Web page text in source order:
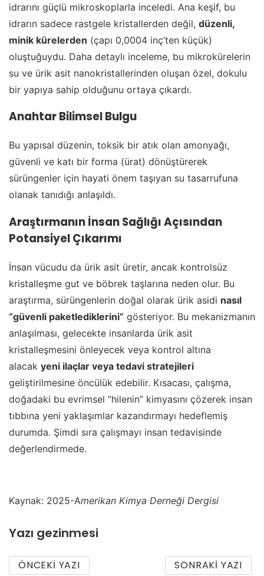
idrarını güçlü mikroskoplarla inceledi. Ana keşif, bu
idrarın sadece rastgele kristallerden değil, düzenli,
minik kürelerden (çapı 0,0004 inç’ten küçük)
oluştuğuydu. Daha detaylı inceleme, bu mikrokürelerin
su ve ürik asit nanokristallerinden oluşan özel, dokulu
bir yapıya sahip olduğunu ortaya çıkardı.
Anahtar Bilimsel Bulgu
Bu yapısal düzenin, toksik bir atık olan amonyağı,
güvenli ve katı bir forma (ürat) dönüştürerek
sürüngenler için hayati önem taşıyan su tasarrufuna
olanak tanıdığı anlaşıldı.
Araştırmanın İnsan Sağlığı Açısından
Potansiyel Çıkarımı
İnsan vücudu da ürik asit üretir, ancak kontrolsüz
kristalleşme gut ve böbrek taşlarına neden olur. Bu
araştırma, sürüngenlerin doğal olarak ürik asidi nasıl
“güvenli paketlediklerini” gösteriyor. Bu mekanizmanın
anlaşılması, gelecekte insanlarda ürik asit
kristalleşmesini önleyecek veya kontrol altına
alacak yeni ilaçlar veya tedavi stratejileri
geliştirilmesine öncülük edebilir. Kısacası, çalışma,
doğadaki bu evrimsel “hilenin” kimyasını çözerek insan
tıbbına yeni yaklaşımlar kazandırmayı hedeflemiş
durumda. Şimdi sıra çalışmayı insan tedavisinde
değerlendirmede.
Kaynak: 2025-Amerikan Kimya Derneği Dergisi
Yazı gezinmesi
ÖNCEKI YAZI SONRAKI YAZI